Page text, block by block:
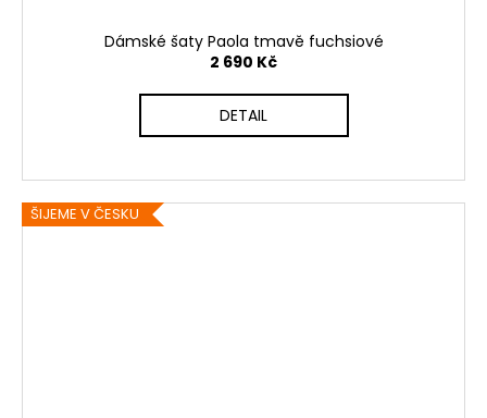
Dámské šaty Paola tmavě fuchsiové
2 690 Kč
DETAIL
ŠIJEME V ČESKU